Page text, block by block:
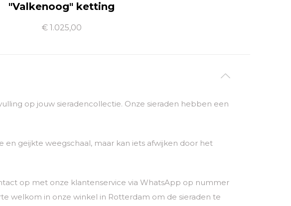
"Valkenoog" ketting
€ 1.025,00
op jouw sieradencollectie. Onze sieraden hebben een
geijkte weegschaal, maar kan iets afwijken door het
op met onze klantenservice via WhatsApp op nummer
welkom in onze winkel in Rotterdam om de sieraden te